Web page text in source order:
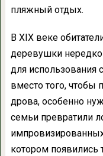
пляжный отдых.
В XIX веке
деревушки
для использования
вместо того, чтобы
дрова, особенно
семьи превратили
котором появились